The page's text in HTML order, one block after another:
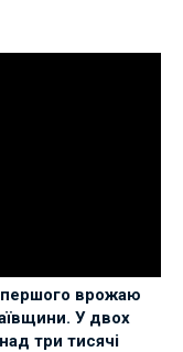
першого врожаю
У двох
три тисячі